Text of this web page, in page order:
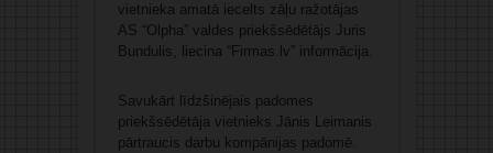
vietnieka amatā iecelts zāļu ražotājas
AS “Olpha” valdes priekšsēdētājs Juris
Bundulis, liecina “Firmas.lv” informācija.
Savukārt līdzšinējais padomes
priekšsēdētāja vietnieks Jānis Leimanis
pārtraucis darbu kompānijas padomē.